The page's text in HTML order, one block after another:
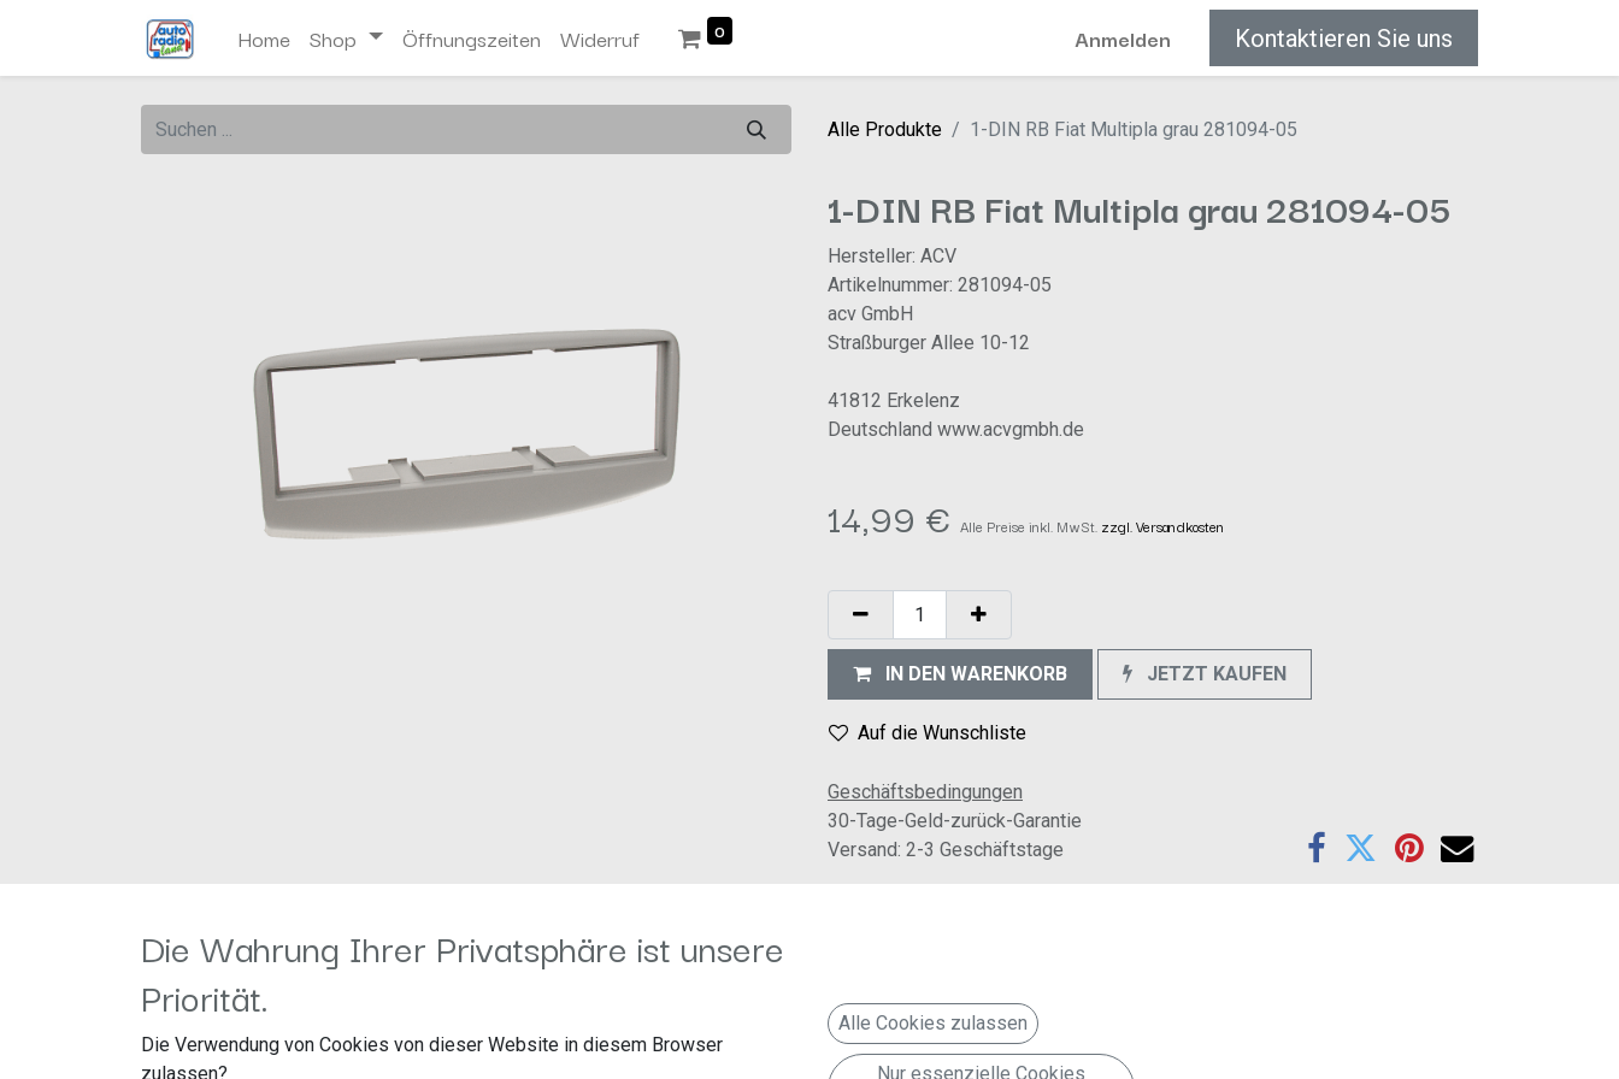
Home Shop Öffnungszeiten Widerruf 0 Anmelden Kontaktieren Sie uns
Alle Produkte 1-DIN RB Fiat Multipla grau 281094-05
1-DIN RB Fiat Multipla grau 281094-05
Hersteller: ACV
Artikelnummer: 281094-05
acv GmbH
Straßburger Allee 10-12
41812 Erkelenz
Deutschland www.acvgmbh.de
14,99 € Alle Preise inkl. MwSt. zzgl. Versandkosten
IN DEN WARENKORB JETZT KAUFEN
Auf die Wunschliste
Geschäftsbedingungen
30-Tage-Geld-zurück-Garantie
Versand: 2-3 Geschäftstage
Information Kundenservice Folgen Sie uns Kontakt aufnehmen
Die Wahrung Ihrer Privatsphäre ist unsere
Priorität.
Die Verwendung von Cookies von dieser Website in diesem Browser
zulassen?
Alle Cookies zulassen
Nur essenzielle Cookies